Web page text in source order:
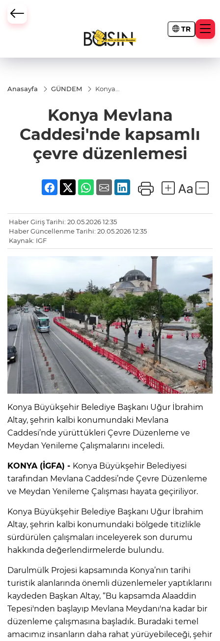
TR
Anasayfa GÜNDEM
Konya
kapsamlı
çevre
düzenlemesi
Konya Mevlana
Caddesi'nde kapsamlı
çevre düzenlemesi
Haber Giriş Tarihi: 20.05.2026 12:35
Haber Güncellenme Tarihi: 20.05.2026 12:35
Kaynak: IGF
Konya Büyükşehir Belediye Başkanı Uğur İbrahim
Altay, şehrin kalbi konumundaki Mevlana
Caddesi’nde yürüttükleri Çevre Düzenleme ve
Meydan Yenileme Çalışmalarını inceledi.
KONYA (İGFA) - Konya Büyükşehir Belediyesi
tarafından Mevlana Caddesi’nde Çevre Düzenleme
ve Meydan Yenileme Çalışması hayata geçiriliyor.
Konya Büyükşehir Belediye Başkanı Uğur İbrahim
Altay, şehrin kalbi konumundaki bölgede titizlikle
sürdürülen çalışmaları inceleyerek son durumu
hakkında değerlendirmelerde bulundu.
Darulmülk Projesi kapsamında Konya’nın tarihi
turistik alanlarında önemli düzenlemeler yaptıklarını
kaydeden Başkan Altay, “Bu kapsamda Alaaddin
Tepesi'nden başlayıp Mevlana Meydanı'na kadar bir
düzenleme çalışmasına başladık. Buradaki temel
amacımız insanların daha rahat yürüyebileceği, şehir